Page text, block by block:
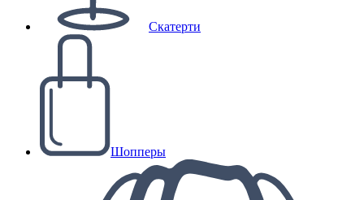
Скатерти
Шопперы